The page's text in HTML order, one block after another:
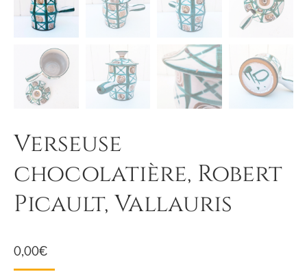
Verseuse
chocolatière, Robert
Picault, Vallauris
0,00€